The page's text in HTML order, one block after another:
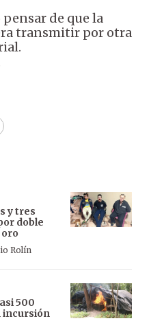
de que la
transmitir por otra
y tres
doble
Rolín
500
incursión